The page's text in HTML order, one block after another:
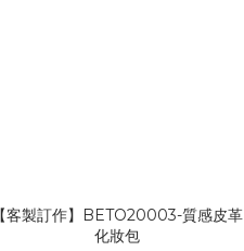
【客製訂作】BETO20003-質感皮革
化妝包